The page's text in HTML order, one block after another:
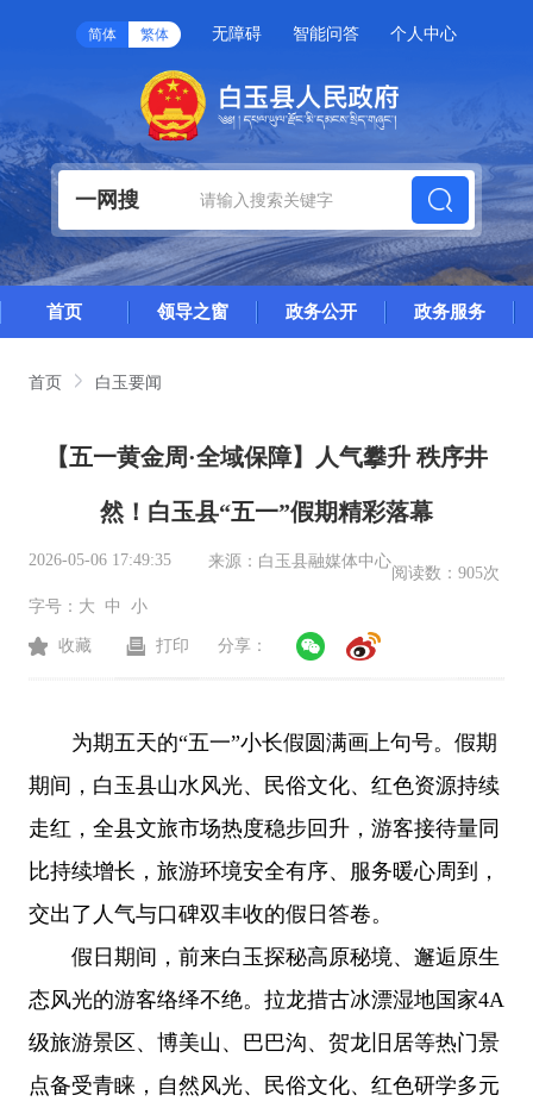
简体 繁体 无障碍 智能问答 个人中心
一网搜
首页 领导之窗 政务公开 政务服务
首页 白玉要闻
【五一黄金周·全域保障】人气攀升 秩序井
然！白玉县“五一”假期精彩落幕
2026-05-06 17:49:35 来源： 白玉县融媒体中心
阅读数： 905次
字号： 大 中 小
收藏 打印 分享：
为期五天的“五一”小长假圆满画上句号。假期
期间，白玉县山水风光、民俗文化、红色资源持续
走红，全县文旅市场热度稳步回升，游客接待量同
比持续增长，旅游环境安全有序、服务暖心周到，
交出了人气与口碑双丰收的假日答卷。
假日期间，前来白玉探秘高原秘境、邂逅原生
态风光的游客络绎不绝。拉龙措古冰漂湿地国家4A
级旅游景区、博美山、巴巴沟、贺龙旧居等热门景
点备受青睐，自然风光、民俗文化、红色研学多元